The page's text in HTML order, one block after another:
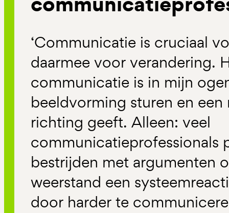
‘Communicatie is cruciaal
daarmee voor verandering.
communicatie is in mijn
beeldvorming sturen en
richting geeft. Alleen: veel
communicatieprofessionals
bestrijden met argumenten
weerstand een
door harder te